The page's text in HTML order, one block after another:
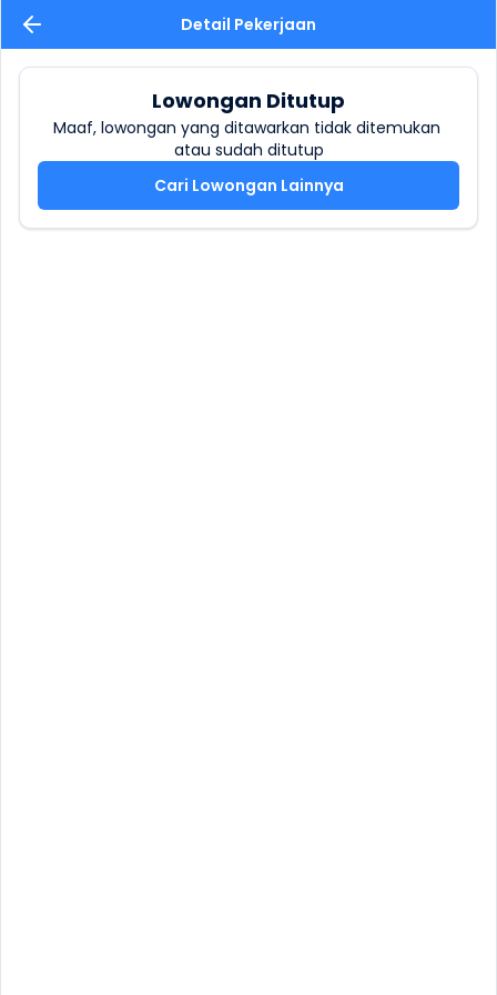
Detail Pekerjaan
Lowongan Ditutup
Maaf, lowongan yang ditawarkan tidak ditemukan
atau sudah ditutup
Cari Lowongan Lainnya